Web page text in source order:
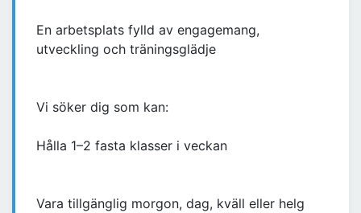
En arbetsplats fylld av engagemang,
utveckling och träningsglädje
Vi söker dig som kan:
Hålla 1–2 fasta klasser i veckan
Vara tillgänglig morgon, dag, kväll eller helg